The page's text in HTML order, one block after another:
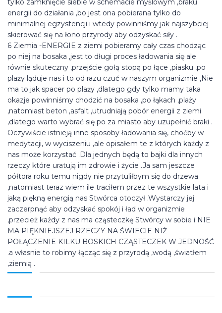
tylko zamknięcie siebie w schemacie myślowym ,braku
energii do działania ,bo jest ona pobierana tylko do
minimalnej egzystencji i wtedy powinniśmy jak najszybciej
skierować się na łono przyrody aby odzyskać siły .
6 Ziemia -ENERGIE z ziemi pobieramy cały czas chodząc
po niej na bosaka ,jest to długi proces ładowania się ale
równie skuteczny ,przejście gołą stopą po łące ,piasku ,po
plaży ląduje nas i to od razu czuć w naszym organizmie ,Nie
ma to jak spacer po plaży ,dlatego gdy tylko mamy taka
okazje powinniśmy chodzić na bosaka ,po łąkach ,plaży
,natomiast beton ,asfalt ,utrudniają pobór energii z ziemi
,dlatego warto wybrać się po za miasto aby uzupełnić braki .
Oczywiście istnieją inne sposoby ładowania się, choćby w
medytacji, w wyciszeniu ,ale opisałem te z których każdy z
nas może korzystać .Dla jednych będą to bajki dla innych
rzeczy które uratują im zdrowie i życie .Ja sam jeszcze
półtora roku temu nigdy nie przytuliłbym się do drzewa
,natomiast teraz wiem ile traciłem przez te wszystkie lata i
jaką piękną energią nas Stwórca otoczył .Wystarczy jej
zaczerpnąć aby odzyskać spokój i ład w organizmie
,przecież każdy z nas ma cząsteczkę Stwórcy w sobie i NIE
MA PIĘKNIEJSZEJ RZECZY NA ŚWIECIE NIŻ
POŁĄCZENIE KILKU BOSKICH CZĄSTECZEK W JEDNOŚĆ
.a własnie to robimy łącząc się z przyrodą ,wodą ,światłem
,ziemią .